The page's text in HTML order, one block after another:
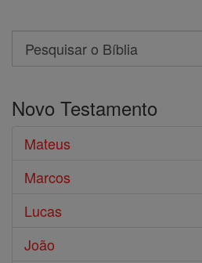
Search
Pesquisar
Bíblia
Novo Testamento
Mateus
Marcos
Lucas
João